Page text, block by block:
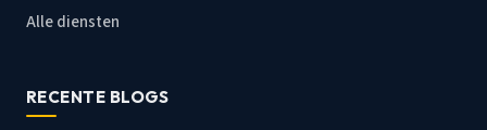
Alle diensten
RECENTE BLOGS